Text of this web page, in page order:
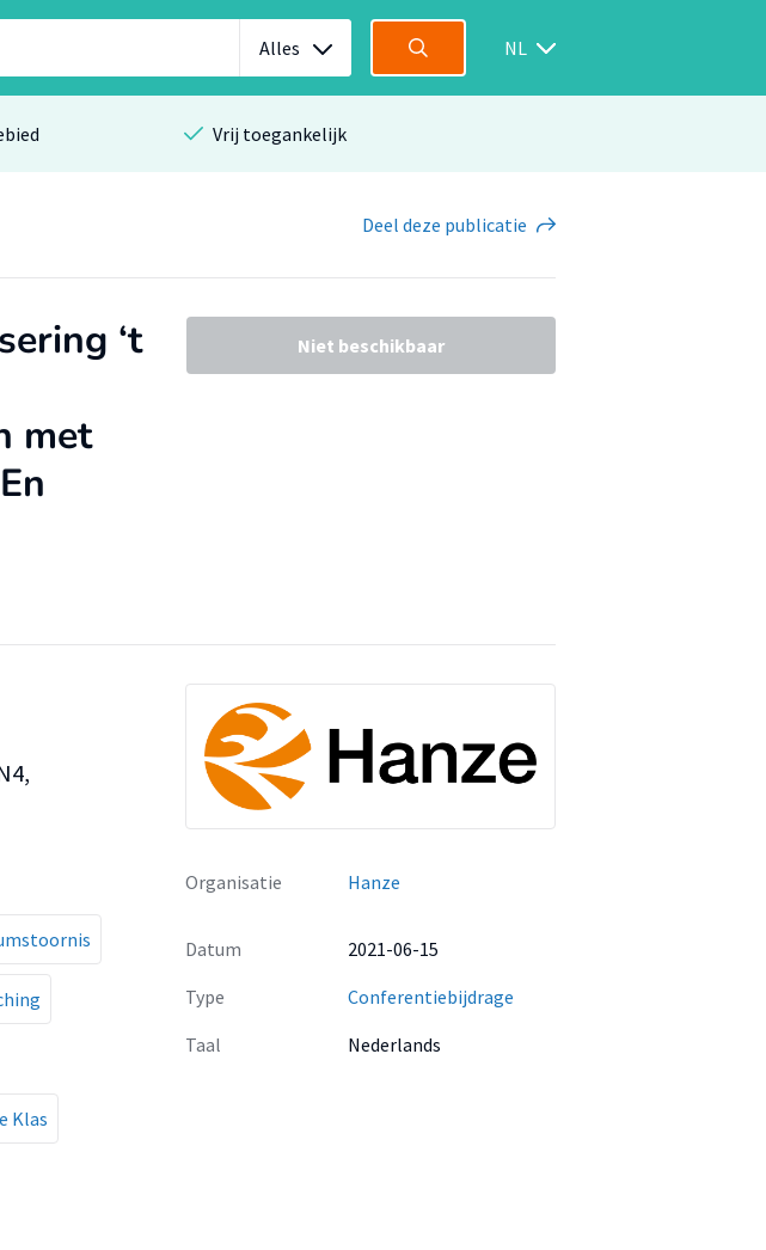
Alles NL
Vrij toegankelijk
Deel deze publicatie
‘t
met
Niet beschikbaar
Klas
Organisatie Hanze
Datum
2021-06-15
Type
Conferentiebijdrage
Taal
Nederlands